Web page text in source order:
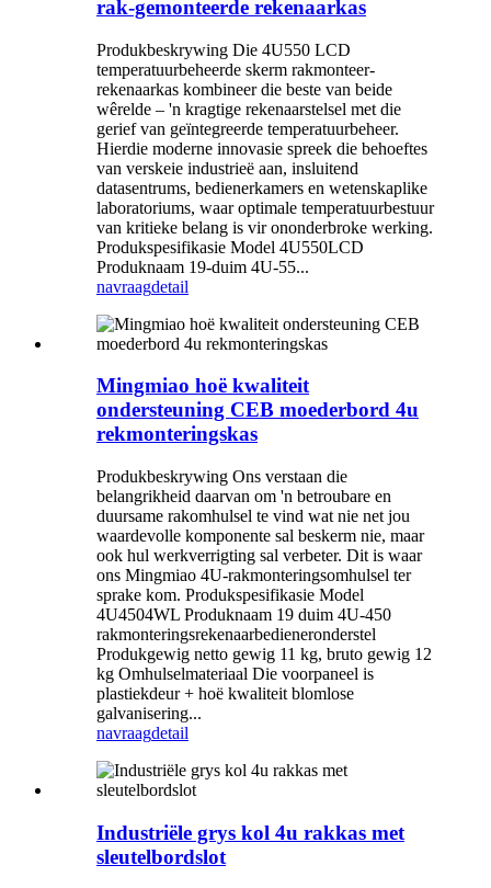
rak-gemonteerde rekenaarkas
Produkbeskrywing Die 4U550 LCD
temperatuurbeheerde skerm rakmonteer-
rekenaarkas kombineer die beste van beide
wêrelde – 'n kragtige rekenaarstelsel met die
gerief van geïntegreerde temperatuurbeheer.
Hierdie moderne innovasie spreek die behoeftes
van verskeie industrieë aan, insluitend
datasentrums, bedienerkamers en wetenskaplike
laboratoriums, waar optimale temperatuurbestuur
van kritieke belang is vir ononderbroke werking.
Produkspesifikasie Model 4U550LCD
Produknaam 19-duim 4U-55...
navraagdetail
Mingmiao hoë kwaliteit
ondersteuning CEB moederbord 4u
rekmonteringskas
Produkbeskrywing Ons verstaan ​​die
belangrikheid daarvan om 'n betroubare en
duursame rakomhulsel te vind wat nie net jou
waardevolle komponente sal beskerm nie, maar
ook hul werkverrigting sal verbeter. Dit is waar
ons Mingmiao 4U-rakmonteringsomhulsel ter
sprake kom. Produkspesifikasie Model
4U4504WL Produknaam 19 duim 4U-450
rakmonteringsrekenaarbedieneronderstel
Produkgewig netto gewig 11 kg, bruto gewig 12
kg Omhulselmateriaal Die voorpaneel is
plastiekdeur + hoë kwaliteit blomlose
galvanisering...
navraagdetail
Industriële grys kol 4u rakkas met
sleutelbordslot